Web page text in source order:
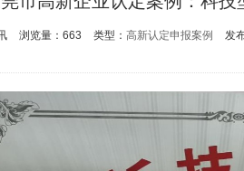
浏览量：663 类型： 高新认定申报案例 发